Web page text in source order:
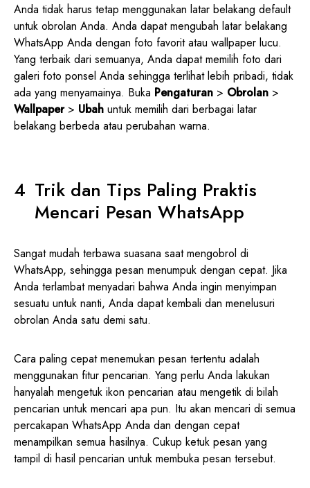
Anda tidak harus tetap menggunakan latar belakang default
untuk obrolan Anda. Anda dapat mengubah latar belakang
WhatsApp Anda dengan foto favorit atau wallpaper lucu.
Yang terbaik dari semuanya, Anda dapat memilih foto dari
galeri foto ponsel Anda sehingga terlihat lebih pribadi, tidak
ada yang menyamainya. Buka Pengaturan > Obrolan >
Wallpaper> Ubah untuk memilih dari berbagai latar
belakang berbeda atau perubahan warna.
Trik dan Tips Paling Praktis
Mencari Pesan WhatsApp
Sangat mudah terbawa suasana saat mengobrol di
WhatsApp, sehingga pesan menumpuk dengan cepat. Jika
Anda terlambat menyadari bahwa Anda ingin menyimpan
sesuatu untuk nanti, Anda dapat kembali dan menelusuri
obrolan Anda satu demi satu.
Cara paling cepat menemukan pesan tertentu adalah
menggunakan fitur pencarian. Yang perlu Anda lakukan
hanyalah mengetuk ikon pencarian atau mengetik di bilah
pencarian untuk mencari apa pun. Itu akan mencari di semua
percakapan WhatsApp Anda dan dengan cepat
menampilkan semua hasilnya. Cukup ketuk pesan yang
tampil di hasil pencarian untuk membuka pesan tersebut.